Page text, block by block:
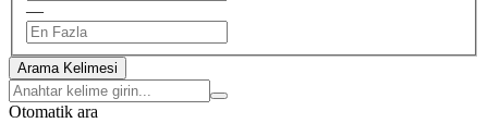
—
Arama Kelimesi
Otomatik ara